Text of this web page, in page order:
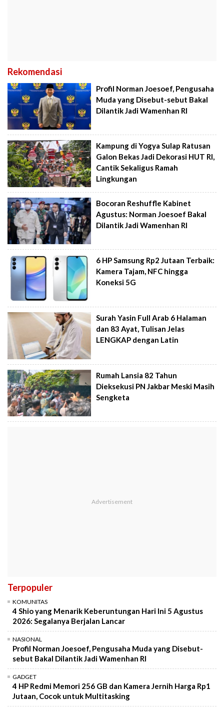
Rekomendasi
Profil Norman Joesoef, Pengusaha
Muda yang Disebut-sebut Bakal
Dilantik Jadi Wamenhan RI
Kampung di Yogya Sulap Ratusan
Galon Bekas Jadi Dekorasi HUT RI,
Cantik Sekaligus Ramah
Lingkungan
Bocoran Reshuffle Kabinet
Agustus: Norman Joesoef Bakal
Dilantik Jadi Wamenhan RI
6 HP Samsung Rp2 Jutaan Terbaik:
Kamera Tajam, NFC hingga
Koneksi 5G
Surah Yasin Full Arab 6 Halaman
dan 83 Ayat, Tulisan Jelas
LENGKAP dengan Latin
Rumah Lansia 82 Tahun
Dieksekusi PN Jakbar Meski Masih
Sengketa
Terpopuler
KOMUNITAS
4 Shio yang Menarik Keberuntungan Hari Ini 5 Agustus
2026: Segalanya Berjalan Lancar
NASIONAL
Profil Norman Joesoef, Pengusaha Muda yang Disebut-
sebut Bakal Dilantik Jadi Wamenhan RI
GADGET
4 HP Redmi Memori 256 GB dan Kamera Jernih Harga Rp1
Jutaan, Cocok untuk Multitasking